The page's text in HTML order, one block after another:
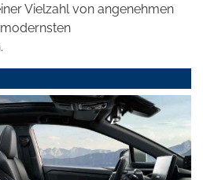
Vielzahl von angenehmen